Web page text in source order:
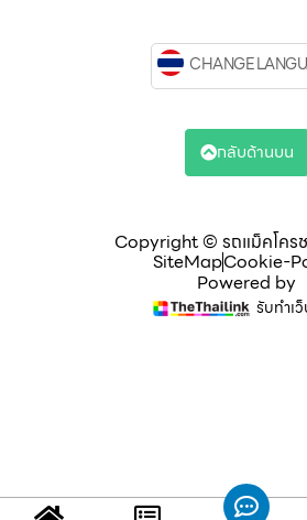
Copyright © รถแม็คโคร
SiteMapCookie-
Powered by
รับทำเ
CHANGE
กลับด้านบน